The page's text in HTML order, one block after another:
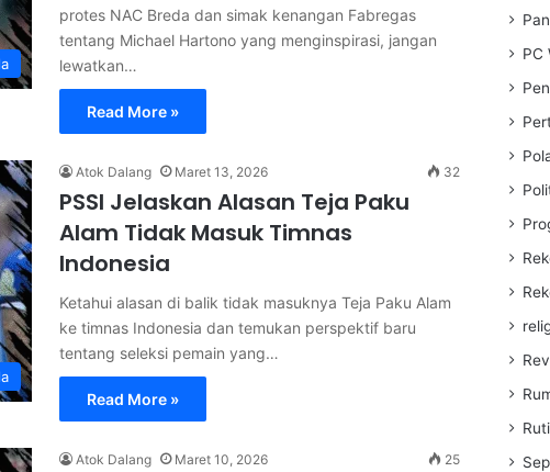
protes NAC Breda dan simak kenangan Fabregas
tentang Michael Hartono yang menginspirasi, jangan
lewatkan…
Read More »
Atok Dalang Maret 13, 2026 32
PSSI Jelaskan Alasan Teja Paku
Alam Tidak Masuk Timnas
Indonesia
Ketahui alasan di balik tidak masuknya Teja Paku Alam
ke timnas Indonesia dan temukan perspektif baru
tentang seleksi pemain yang…
Read More »
Atok Dalang Maret 10, 2026 25
PC